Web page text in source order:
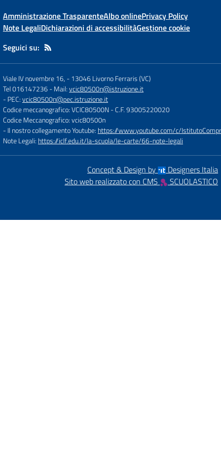
Amministrazione TrasparenteAlbo onlinePrivacy Policy
Note LegaliDichiarazioni di accessibilitàGestione cookie
Seguici su:
Viale IV novembre 16, -13046 Livorno Ferraris (VC)
Tel 016147236- Mail:vcic80500n@istruzione.it
- PEC:vcic80500n@pec.istruzione.it
Codice meccanografico: VCIC80500N- C.F. 93005220020
Codice Meccanografico: vcic80500n
- Il nostro collegamento Youtube: https://www.youtube.com/c/
Note Legali: https://iclf.edu.it/la-scuola/le-carte/66-note-legali
Concept & Design by
Designers Italia
Sito web realizzato con CMS
SCUOLASTICO